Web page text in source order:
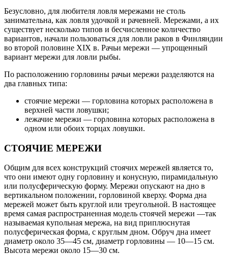
Безусловно, для любителя ловля мережами не столь
занимательна, как ловля удочкой и рачевней. Мережами, а их
существует несколько типов и бесчисленное количество
вариантов, начали пользоваться для ловли раков в Финляндии
во второй половине XIX в. Рачьи мережи — упрощенный
вариант мережи для ловли рыбы.
По расположению горловины рачьи мережи разделяются на
два главных типа:
стоячие мережи — горловина которых расположена в
верхней части ловушки;
лежачие мережи — горловина которых расположена в
одном или обоих торцах ловушки.
СТОЯЧИЕ МЕРЕЖИ
Общим для всех конструкций стоячих мережей является то,
что они имеют одну горловину и конусную, пирамидальную
или полусферическую форму. Мережи опускают на дно в
вертикальном положении, горловиной кверху. Форма дна
мережей может быть круглой или треугольной. В настоящее
время самая распространенная модель стоячей мережи —так
называемая купольная мережа, на вид приплюснутая
полусферическая форма, с круглым дном. Обруч дна имеет
диаметр около 35—45 см, диаметр горловины — 10—15 см.
Высота мережи около 15—30 см.